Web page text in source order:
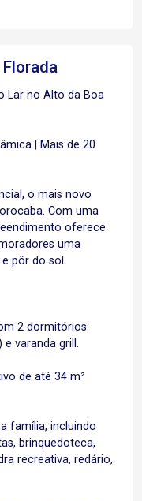
Lar no Alto da Boa
| Mais de 20
o mais novo
Com uma
oferece
uma
pôr do sol.
2 dormitórios
varanda grill.
de até 34 m²
família, incluindo
brinquedoteca,
recreativa, redário,